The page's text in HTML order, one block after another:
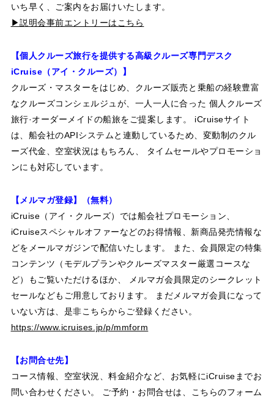
いち早く、ご案内をお届けいたします。
▶説明会事前エントリーはこちら
【個人クルーズ旅行を提供する高級クルーズ専門デスク
iCruise （アイ・クルーズ）】
クルーズ・マスターをはじめ、クルーズ販売と乗船の経験豊富
なクルーズコンシェルジュが、一人一人に合った 個人クルーズ
旅行·オーダーメイドの船旅をご提案します。 iCruiseサイト
は、船会社のAPIシステムと連動しているため、変動制のクル
ーズ代金、空室状況はもちろん、 タイムセールやプロモーショ
ンにも対応しています。
【メルマガ登録】（無料）
iCruise （アイ・クルーズ）では船会社プロモーション、
iCruiseスペシャルオファーなどのお得情報、新商品発売情報な
どをメールマガジンで配信いたします。 また、会員限定の特集
コンテンツ（モデルプランやクルーズマスター厳選コースな
ど）もご覧いただけるほか、 メルマガ会員限定のシークレット
セールなどもご用意しております。 まだメルマガ会員になって
いない方は、是非こちらからご登録ください。
https://www.icruises.jp/p/mmform
【お問合せ先】
コース情報、空室状況、料金紹介など、お気軽にiCruise までお
問い合わせください。 ご予約・お問合せは、こちらのフォーム